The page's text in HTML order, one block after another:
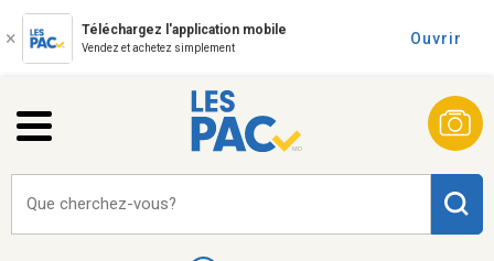
Téléchargez l'application mobile
Vendez et achetez simplement
Ouvrir
Que cherchez-vous?